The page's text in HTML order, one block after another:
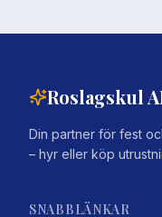
Roslagskul
Din partner för fest
– hyr eller köp
SNABBLÄNKAR